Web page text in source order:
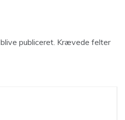
publiceret. Krævede felter